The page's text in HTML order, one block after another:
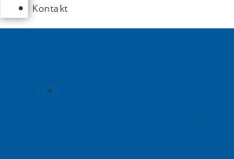
Kontakt